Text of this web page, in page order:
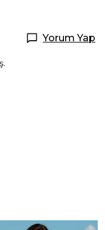
Yorum Yap